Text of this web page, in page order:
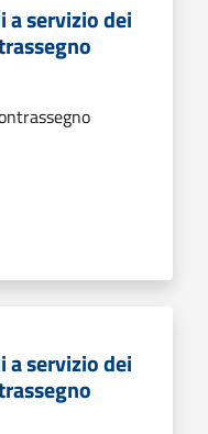
a servizio dei
a servizio dei